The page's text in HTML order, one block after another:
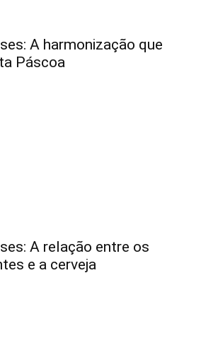
A harmonização que
Páscoa
A relação entre os
e a cerveja